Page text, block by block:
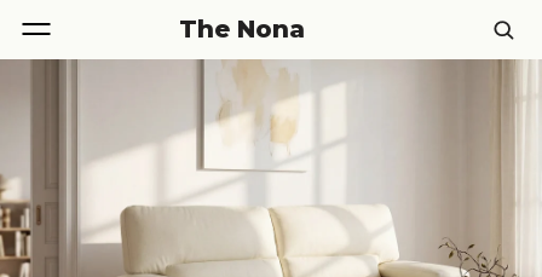
The Nona